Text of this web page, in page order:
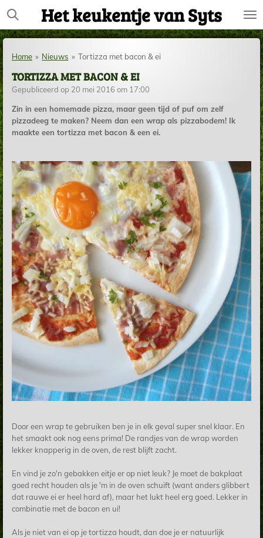
Ga
direct
naar
hoofdinhoud
Het keukentje van Syts
Home » Nieuws » Tortizza met bacon & ei
TORTIZZA MET BACON & EI
Gepubliceerd op 20 mei 2016 om 17:00
Zin in een homemade pizza, maar geen tijd of puf om zelf
pizzadeeg te maken? Neem dan een wrap als pizzabodem! Ik
maakte een tortizza met bacon & een ei.
Door een wrap te gebruiken ben je in elk geval super snel klaar. En
het smaakt ook nog eens prima! De randjes van de wrap worden
lekker knapperig in de oven, de rest blijft zacht.
En vind je zo'n gebakken eitje er op niet leuk? Je moet de bakplaat
goed recht houden als je 'm in de oven schuift (want anders glibbert
dat rauwe ei er heel hard af), maar het lukt heel erg goed. Lekker in
combinatie met de bacon en ui!
Als je niet van ei op je tortizza houdt, dan doe je er natuurlijk